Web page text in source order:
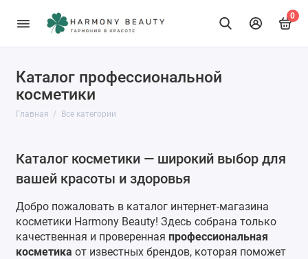
0
Каталог профессиональной
косметики
Главная Все категории
Каталог косметики — широкий выбор для
вашей красоты и здоровья
Добро пожаловать в каталог интернет-магазина
косметики Harmony Beauty! Здесь собрана только
качественная и проверенная профессиональная
косметика от известных брендов, которая поможет